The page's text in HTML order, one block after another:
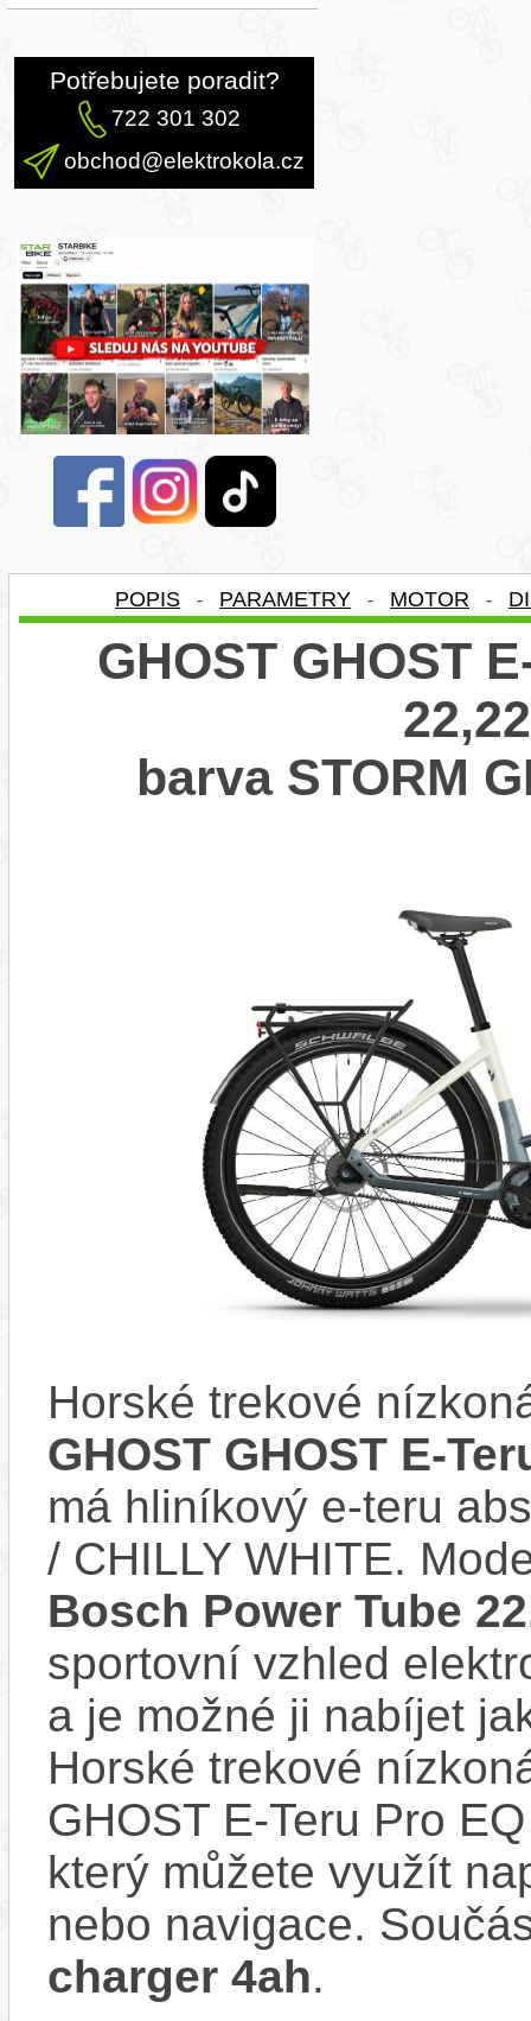
Potřebujete poradit?
722 301 302
obchod@elektrokola.cz
POPIS - PARAMETRY - MOTOR -
GHOST GHOST
barva STORM
Horské trekové
GHOST GHOST E-
má hliníkový e-teru
/ CHILLY WHITE.
Bosch Power Tube
sportovní vzhled
a je možné ji nabíjet
Horské trekové
GHOST E-Teru Pro
který můžete využít
nebo navigace.
charger 4ah.